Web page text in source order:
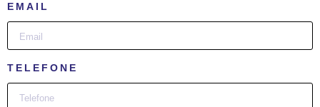
EMAIL
TELEFONE